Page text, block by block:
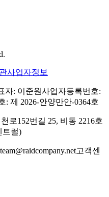
사업자정보
자: 이준원사업자등록번호:
: 제 2026-안양만안-0364호
로152번길 25, 비동 2216호
트럴)
고객센